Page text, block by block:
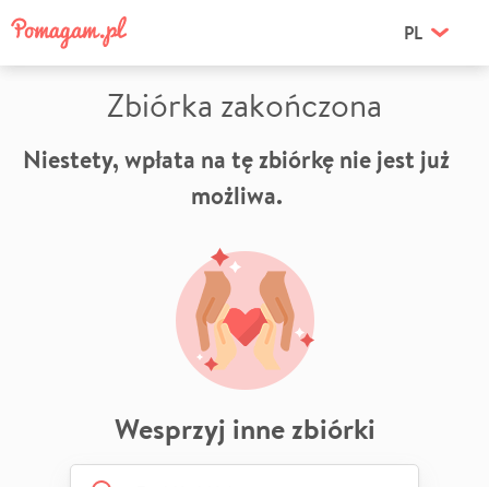
PL
Zbiórka zakończona
Niestety, wpłata na tę zbiórkę nie jest już
możliwa.
Wesprzyj inne zbiórki